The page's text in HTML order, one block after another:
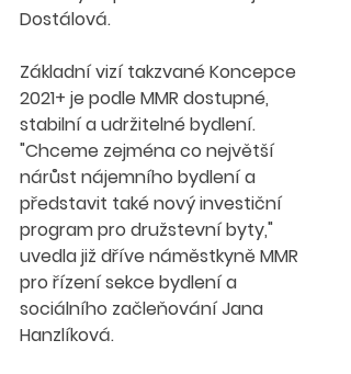
Dostálová.
Základní vizí takzvané Koncepce
2021+ je podle MMR dostupné,
stabilní a udržitelné bydlení.
"Chceme zejména co největší
nárůst nájemního bydlení a
představit také nový investiční
program pro družstevní byty,"
uvedla již dříve náměstkyně MMR
pro řízení sekce bydlení a
sociálního začleňování Jana
Hanzlíková.